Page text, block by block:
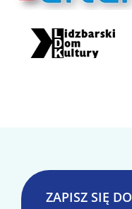
ZAPISZ SIĘ